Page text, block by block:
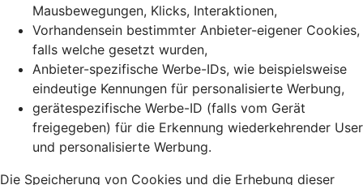
Mausbewegungen, Klicks, Interaktionen,
Vorhandensein bestimmter Anbieter-eigener Cookies,
falls welche gesetzt wurden,
Anbieter-spezifische Werbe-IDs, wie beispielsweise
eindeutige Kennungen für personalisierte Werbung,
gerätespezifische Werbe-ID (falls vom Gerät
freigegeben) für die Erkennung wiederkehrender User
und personalisierte Werbung.
Die Speicherung von Cookies und die Erhebung dieser